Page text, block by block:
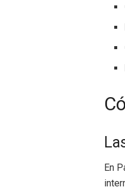
En